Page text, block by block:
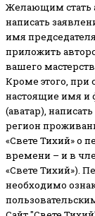
Желающим стать
написать
имя
приложить
вашего
Кроме этого, при
настоящие имя и
(аватар),
регион
«Свете Тихий» о
времени – и в
«Свете Тихий»).
необходимо